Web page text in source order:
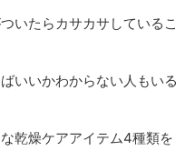
いたらカサカサしているこ
いいかわからない人もいる
乾燥ケアアイテム4種類を